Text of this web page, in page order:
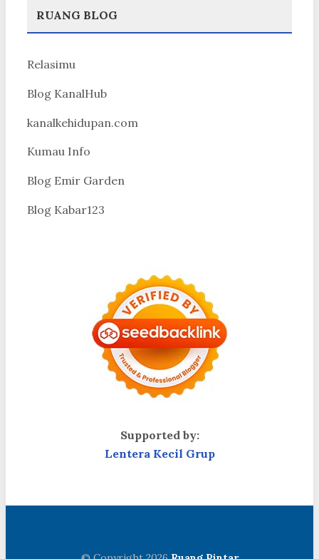
RUANG BLOG
Relasimu
Blog KanalHub
kanalkehidupan.com
Kumau Info
Blog Emir Garden
Blog Kabar123
Supported by:
Lentera Kecil Grup